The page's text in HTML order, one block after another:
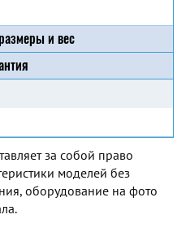
и вес
за собой право
моделей без
оборудование на фото